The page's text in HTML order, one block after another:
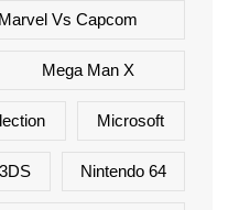
Marvel Vs Capcom
Mega Man X
Microsoft
Nintendo 64